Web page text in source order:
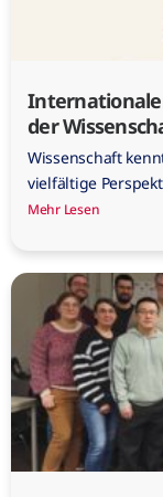
der
Wissenschaft
vielfältige
Mehr Lesen